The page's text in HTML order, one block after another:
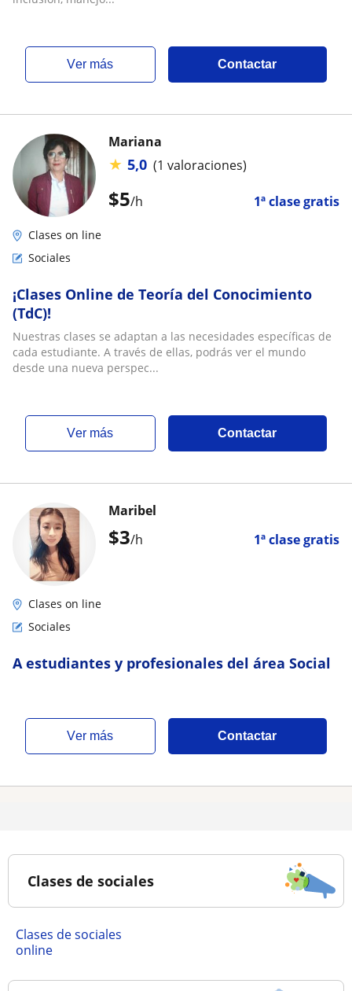
ver más Contactar
$5/h 1ª clase gratis
Mariana
★ 5,0 (1 valoraciones)
Clases on line
Sociales
¡Clases Online de Teoría del Conocimiento
(TdC)!
Nuestras clases se adaptan a las necesidades específicas de
cada estudiante. A través de ellas, podrás ver el mundo
desde una nueva perspec...
ver más Contactar
$3/h 1ª clase gratis
Maribel
Clases on line
Sociales
A estudiantes y profesionales del área Social
ver más Contactar
Clases de sociales
Clases de sociales
online